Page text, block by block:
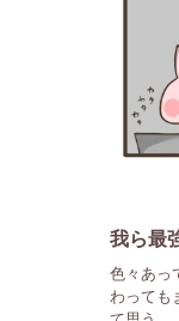
我ら最
色々あっ
わっても